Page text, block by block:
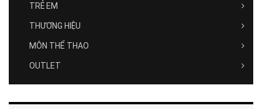
TRẺ EM
THƯƠNG HIỆU
MÔN THỂ THAO
OUTLET